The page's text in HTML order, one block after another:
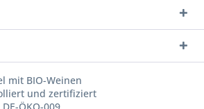
mit BIO-Weinen
und zertifiziert